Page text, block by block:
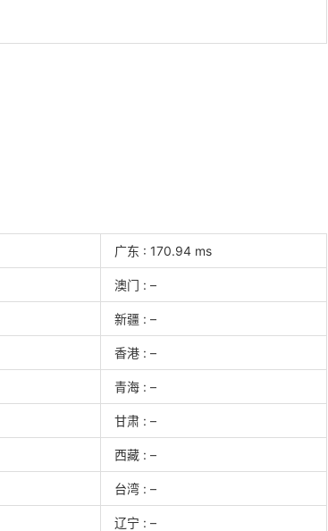
广东 : 170.94 ms
澳门 : –
新疆 : –
香港 : –
青海 : –
甘肃 : –
西藏 : –
台湾 : –
辽宁 : –